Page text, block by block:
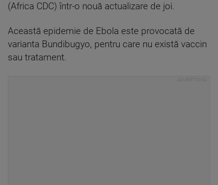
(Africa CDC) într-o nouă actualizare de joi.
Această epidemie de Ebola este provocată de
varianta Bundibugyo, pentru care nu există vaccin
sau tratament.